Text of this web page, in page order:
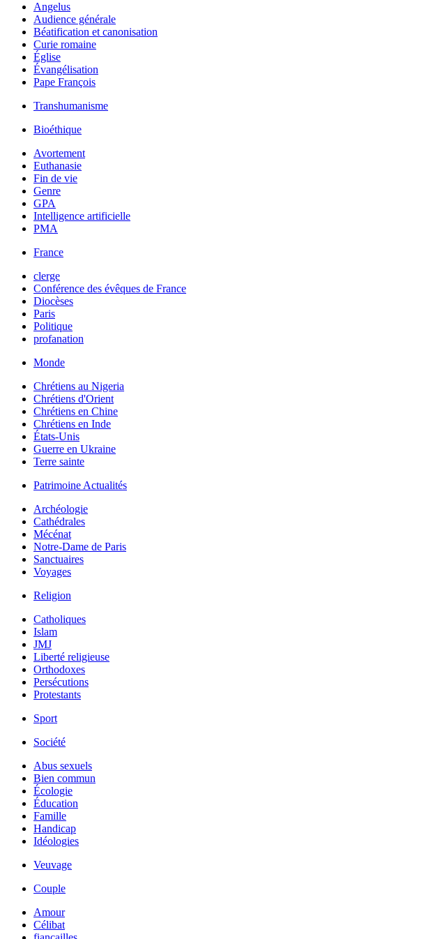
Angelus
Audience générale
Béatification et canonisation
Curie romaine
Église
Évangélisation
Pape François
Transhumanisme
Bioéthique
Avortement
Euthanasie
Fin de vie
Genre
GPA
Intelligence artificielle
PMA
France
clerge
Conférence des évêques de France
Diocèses
Paris
Politique
profanation
Monde
Chrétiens au Nigeria
Chrétiens d'Orient
Chrétiens en Chine
Chrétiens en Inde
États-Unis
Guerre en Ukraine
Terre sainte
Patrimoine Actualités
Archéologie
Cathédrales
Mécénat
Notre-Dame de Paris
Sanctuaires
Voyages
Religion
Catholiques
Islam
JMJ
Liberté religieuse
Orthodoxes
Persécutions
Protestants
Sport
Société
Abus sexuels
Bien commun
Écologie
Éducation
Famille
Handicap
Idéologies
Veuvage
Couple
Amour
Célibat